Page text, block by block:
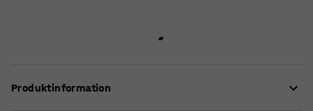
Produktinformation